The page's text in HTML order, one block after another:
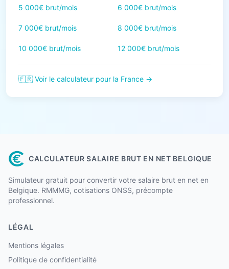
5 000€ brut/mois 6 000€ brut/mois
7 000€ brut/mois 8 000€ brut/mois
10 000€ brut/mois 12 000€ brut/mois
🇫🇷 Voir le calculateur pour la France →
CALCULATEUR SALAIRE BRUT EN NET BELGIQUE
Simulateur gratuit pour convertir votre salaire brut en net en
Belgique. RMMMG, cotisations ONSS, précompte
professionnel.
LÉGAL
Mentions légales
Politique de confidentialité